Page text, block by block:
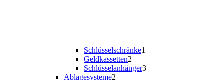
Schlüsselschränke1
Geldkassetten2
Schlüsselanhänger3
Ablagesysteme2